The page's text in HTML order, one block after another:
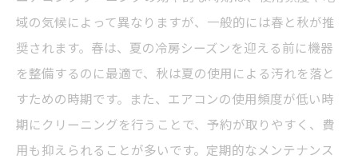
エアコン掃除の適切なタイミング
エアコンの調子を保つ掃除のコツ
長持ちするエアコン掃除の方法
エアコン掃除のベストタイミングを解説
エアコン掃除の効果的な時期とは
域の気候によって異なりますが、一般的には春と秋が推
奨されます。春は、夏の冷房シーズンを迎える前に機器
を整備するのに最適で、秋は夏の使用による汚れを落と
すための時期です。また、エアコンの使用頻度が低い時
期にクリーニングを行うことで、予約が取りやすく、費
用も抑えられることが多いです。定期的なメンテナンス